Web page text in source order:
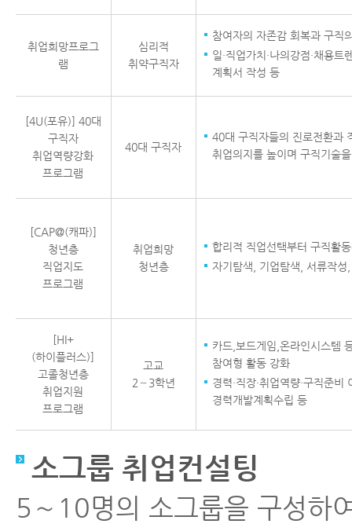
취업희망프로그
램
심리적
취약구직자
참여자의 자존감 회복과 구직
일·직업가치·나의강점·채용
계획서 작성 등
[4U(포유)] 40대
구직자
취업역량강화
프로그램
40대 구직자
40대 구직자들의 진로전환과
취업의지를 높이며 구직기술
[CAP@(캐파)]
청년층
직업지도
프로그램
취업희망
청년층
합리적 직업선택부터 구직활
자기탐색, 기업탐색, 서류작성
[HI+
(하이플러스)]
고졸청년층
취업지원
프로그램
고교
2～3학년
카드,보드게임,온라인시스템
참여형 활동 강화
경력·직장·취업역량·구직준
경력개발계획수립 등
소그룹 취업컨설팅
5∼10명의 소그룹을 구성하